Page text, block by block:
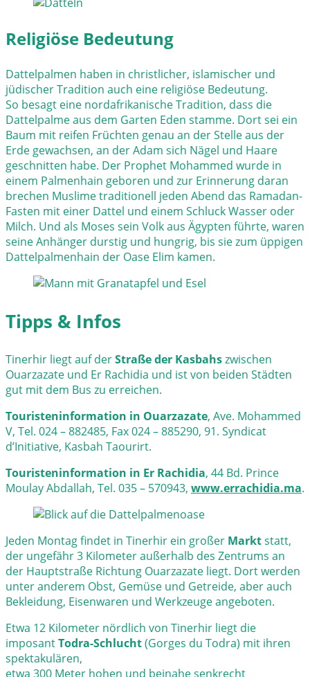
Religiöse Bedeutung
Dattelpalmen haben in christlicher, islamischer und
jüdischer Tradition auch eine religiöse Bedeutung.
So besagt eine nordafrikanische Tradition, dass die
Dattelpalme aus dem Garten Eden stamme. Dort sei ein
Baum mit reifen Früchten genau an der Stelle aus der
Erde gewachsen, an der Adam sich Nägel und Haare
geschnitten habe. Der Prophet Mohammed wurde in
einem Palmenhain geboren und zur Erinnerung daran
brechen Muslime traditionell jeden Abend das Ramadan-
Fasten mit einer Dattel und einem Schluck Wasser oder
Milch. Und als Moses sein Volk aus Ägypten führte, waren
seine Anhänger durstig und hungrig, bis sie zum üppigen
Dattelpalmenhain der Oase Elim kamen.
Tipps & Infos
Tinerhir liegt auf derStraße der Kasbahszwischen
Ouarzazate und Er Rachidia und ist von beiden Städten
gut mit dem Bus zu erreichen.
Touristeninformation in Ouarzazate, Ave. Mohammed
V, Tel. 024 – 882485, Fax 024 – 885290, 91. Syndicat
d’Initiative, Kasbah Taourirt.
Touristeninformation in Er Rachidia, 44 Bd. Prince
Moulay Abdallah, Tel. 035 – 570943, www.errachidia.ma.
Jeden Montag findet in Tinerhir ein großer Marktstatt,
der ungefähr 3 Kilometer außerhalb des Zentrums an
der Hauptstraße Richtung Ouarzazate liegt. Dort werden
unter anderem Obst, Gemüse und Getreide, aber auch
Bekleidung, Eisenwaren und Werkzeuge angeboten.
Etwa 12 Kilometer nördlich von Tinerhir liegt die
imposantTodra-Schlucht(Gorges du Todra) mit ihren
spektakulären,
etwa 300 Meter hohen und beinahe senkrecht